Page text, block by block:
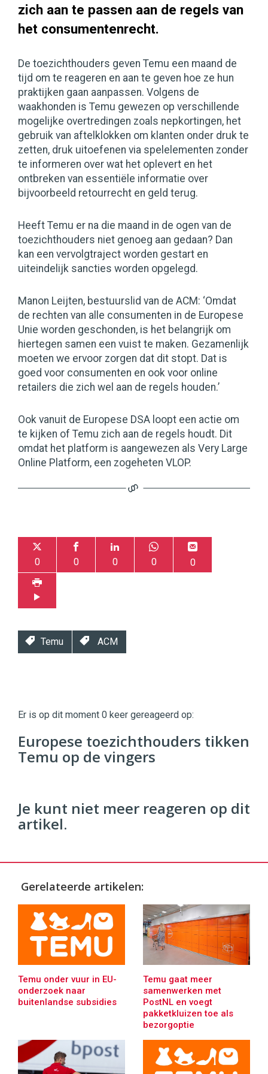
zich aan te passen aan de regels van
het consumentenrecht.
De toezichthouders geven Temu een maand de
tijd om te reageren en aan te geven hoe ze hun
praktijken gaan aanpassen. Volgens de
waakhonden is Temu gewezen op verschillende
mogelijke overtredingen zoals nepkortingen, het
gebruik van aftelklokken om klanten onder druk te
zetten, druk uitoefenen via spelelementen zonder
te informeren over wat het oplevert en het
ontbreken van essentiële informatie over
bijvoorbeeld retourrecht en geld terug.
Heeft Temu er na die maand in de ogen van de
toezichthouders niet genoeg aan gedaan? Dan
kan een vervolgtraject worden gestart en
uiteindelijk sancties worden opgelegd.
Manon Leijten, bestuurslid van de ACM: ‘Omdat
de rechten van alle consumenten in de Europese
Unie worden geschonden, is het belangrijk om
hiertegen samen een vuist te maken. Gezamenlijk
moeten we ervoor zorgen dat dit stopt. Dat is
goed voor consumenten en ook voor online
retailers die zich wel aan de regels houden.’
Ook vanuit de Europese DSA loopt een actie om
te kijken of Temu zich aan de regels houdt. Dit
omdat het platform is aangewezen als Very Large
Online Platform, een zogeheten VLOP.
0 0 0 0 0
Temu ACM
|
Digital
Commercehttps://twinklemagazine.nl
9654
Er is op dit moment 0 keer gereageerd op:
Europese toezichthouders tikken
Temu op de vingers
Je kunt niet meer reageren op dit
artikel.
Gerelateerde artikelen:
Temu onder vuur in EU-
onderzoek naar
buitenlandse subsidies
Temu gaat meer
samenwerken met
PostNL en voegt
pakketkluizen toe als
bezorgoptie